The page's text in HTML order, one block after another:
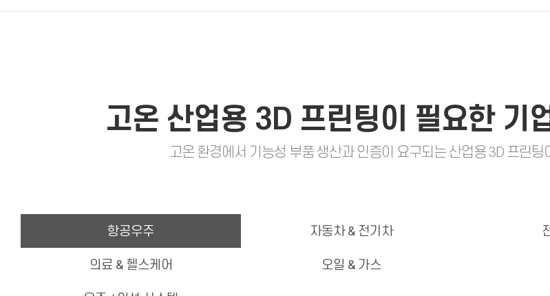
고온 산업용 3D 프린팅이 필요한 기
고온 환경에서 기능성 부품 생산과 인증이 요구되는 산업용 3D 프린
항공우주 자동차 & 전기차
의료 & 헬스케어 오일 & 가스